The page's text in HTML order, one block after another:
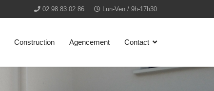
02 98 83 02 86 Lun-Ven / 9h-17h30
Construction Agencement Contact